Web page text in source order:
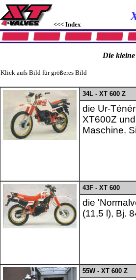
<<< Index
Die
Klick aufs Bild für größeres Bild
34L - XT 600 Z
die Ur-
XT600Z
Maschine.
43F - XT 600
die
(11,5 l), Bj.
55W - XT 600 Z